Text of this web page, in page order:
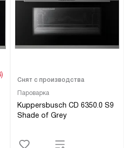
Пароварка
Kuppersbusch CD 6350.0 S9
Shade of Grey
Снят с производства